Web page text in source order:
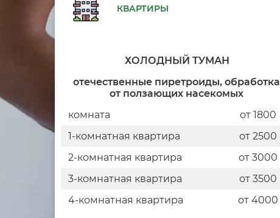
КВАРТИРЫ
ХОЛОДНЫЙ ТУМАН
отечественные пиретроиды, обработка
от ползающих насекомых
комната
от 1800
1-комнатная квартира
от 2500
2-комнатная квартира
от 3000
3-комнатная квартира
от 3500
4-комнатная квартира
от 4000